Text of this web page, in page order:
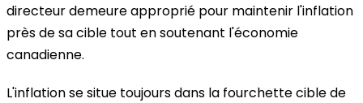
directeur demeure approprié pour maintenir l'inflation
près de sa cible tout en soutenant l'économie
canadienne.
L'inflation se situe toujours dans la fourchette cible de